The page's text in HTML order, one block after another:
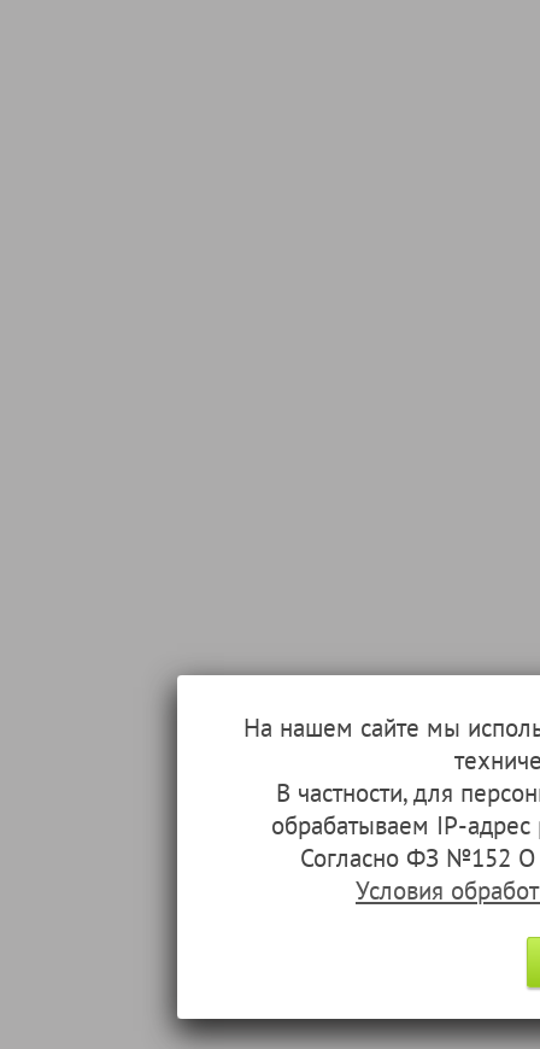
На нашем сайте мы
В частности, для
обрабатываем IP-
Согласно ФЗ №152 О
Условия